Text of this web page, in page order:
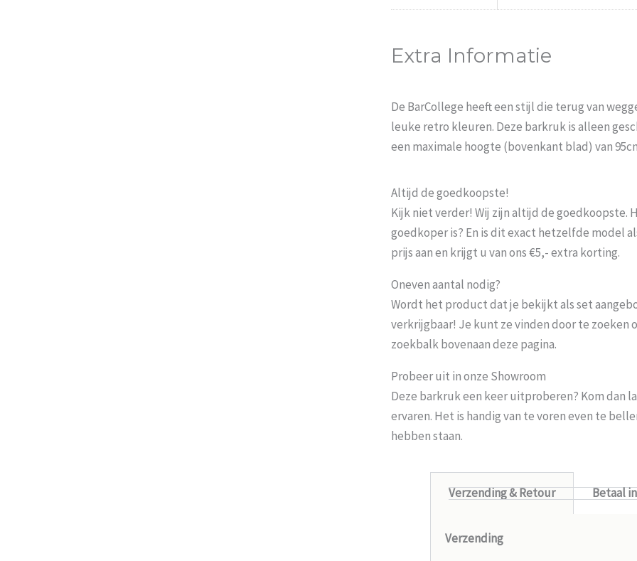
Extra Informatie
De BarCollege heeft een stijl die terug van
leuke retro kleuren. Deze barkruk is alleen
een maximale hoogte (bovenkant blad) van
Altijd de goedkoopste!
Kijk niet verder! Wij zijn altijd de goedkoopste.
goedkoper is? En is dit exact hetzelfde model
prijs aan en krijgt u van ons €5,- extra korting.
Oneven aantal nodig?
Wordt het product dat je bekijkt als set
verkrijgbaar! Je kunt ze vinden door te zoeken
zoekbalk bovenaan deze pagina.
Probeer uit in onze Showroom
Deze barkruk een keer uitproberen? Kom dan
ervaren. Het is handig van te voren even te
hebben staan.
Verzending & Retour Betaal
Verzending